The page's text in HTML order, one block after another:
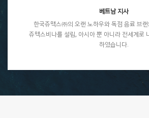
베트남 지사
한국쥬맥스㈜의 오랜 노하우와 독점 음료 브
쥬맥스비나를 설립, 아시아 뿐 아니라 전세계로
하였습니다.